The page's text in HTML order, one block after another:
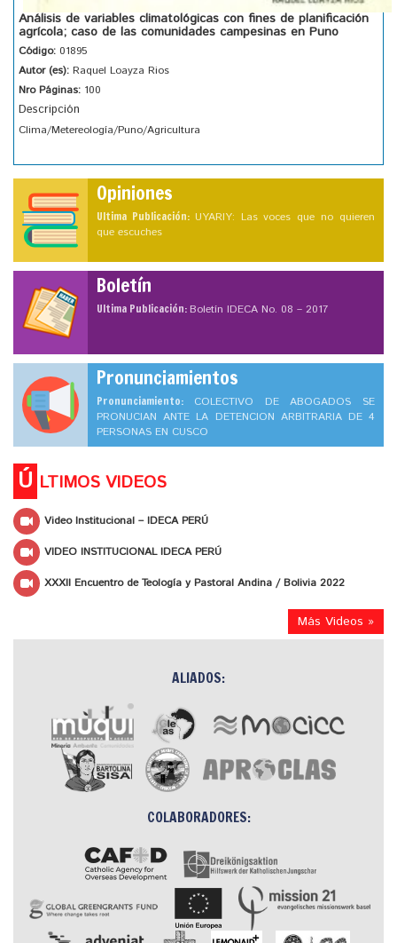
Análisis de variables climatológicas con fines de planificación
agrícola; caso de las comunidades campesinas en Puno
Código: 01895
Autor (es): Raquel Loayza Rios
Nro Páginas: 100
Descripción
Clima/Metereología/Puno/Agricultura
Opiniones
Ultima Publicación: UYARIY: Las voces que no quieren
que escuches
Boletín
Ultima Publicación:Boletín IDECA No. 08 – 2017
Pronunciamientos
Pronunciamiento: COLECTIVO DE ABOGADOS SE
PRONUCIAN ANTE LA DETENCION ARBITRARIA DE 4
PERSONAS EN CUSCO
Ú LTIMOS VIDEOS
Video Institucional – IDECA PERÚ
VIDEO INSTITUCIONAL IDECA PERÚ
XXXII Encuentro de Teología y Pastoral Andina / Bolivia 2022
Más Videos »
ALIADOS:
COLABORADORES: